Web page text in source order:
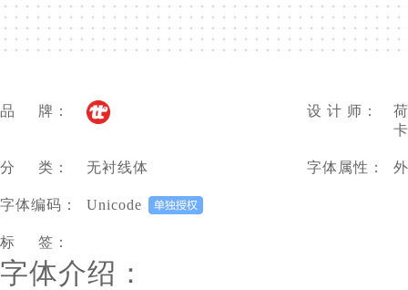
品 牌： 设 计 师：
分 类： 无衬线体 字体属性：
字体编码： Unicode
标 签：
字体介绍：